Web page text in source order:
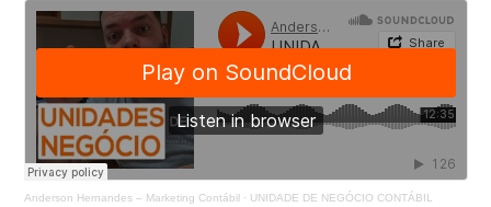
Anderson Hernandes – Marketing Contábil· UNIDADE DE NEGÓCIO CONTÁBIL